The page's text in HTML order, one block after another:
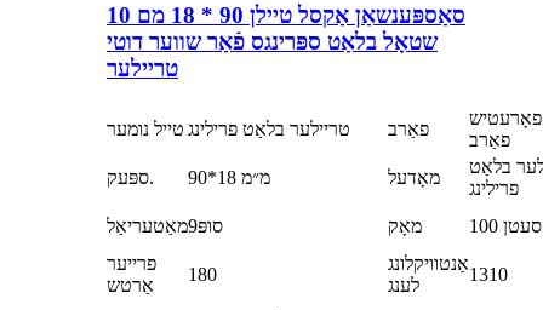
סאַספּענשאַן אַקסל טיילן 90 * 18 מם 10
שטאָל בלאַט ספּרינגס פֿאַר שווער דוטי
טריילער
טייל נומער טריילער בלאַט פרילינג פאַרב
פאַרב
ספּעק.
90*18 מ״מ מאָדעל
בלאַט
פרילינג
מאַטעריאַל סופּ9 מאָק
100 סעטן
פרייער
אַרטש
180
אַנטוויקלונג
לענג
1310